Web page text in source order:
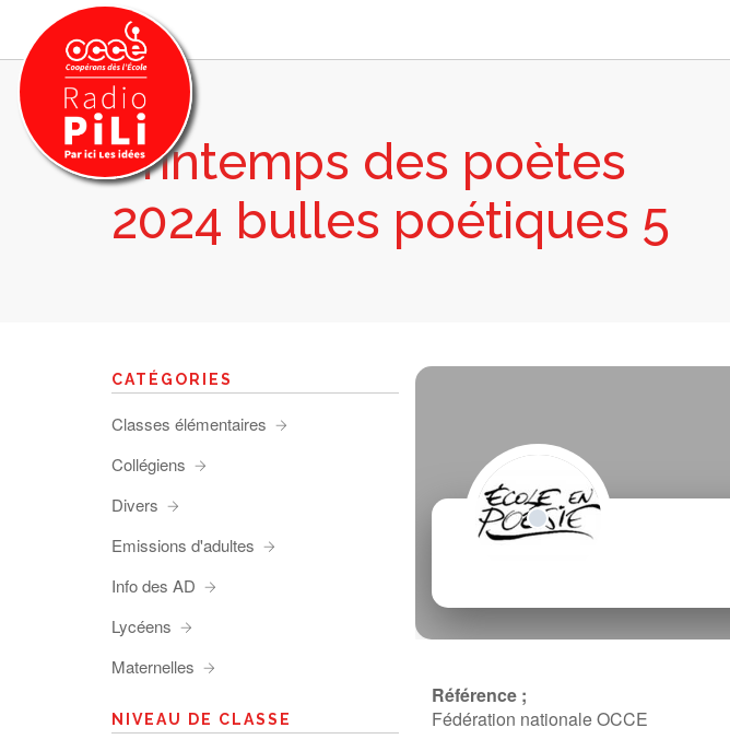
PRÉSENTATION
GRILLE DES PROGRAMMES
EMISSIONS / PODCASTS
RECHERCHER
Printemps des poètes
2024 bulles poétiques 5
Bulle-
Référence ;
Fédération nationale OCCE
CATÉGORIES
Classes élémentaires
Collégiens
Divers
Emissions d'adultes
Info des AD
Lycéens
Maternelles
NIVEAU DE CLASSE